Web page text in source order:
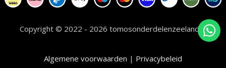
Copyright © 2022 - 2026 tomosonderdelenzeeland.nl
Algemene voorwaarden | Privacybeleid